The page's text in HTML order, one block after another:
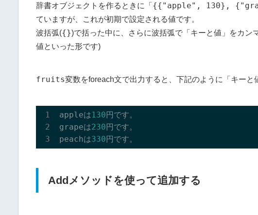
辞書オブジェクトを作るときに「 {{"apple", 130},
ていますが、これが初期で設定される値です。
波括弧({})で括った中に、さらに波括弧で「キーと値」をカン
値といった形です)
fruits変数をforeach文で出力すると、下記のように「キーと
appleは130 円です。
grapeは230 円です。
peachは330
Addメソッドを使って追加する